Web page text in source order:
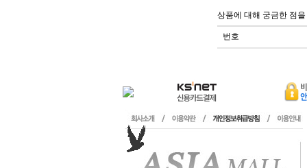
상품에 대해 궁금한 점
번호